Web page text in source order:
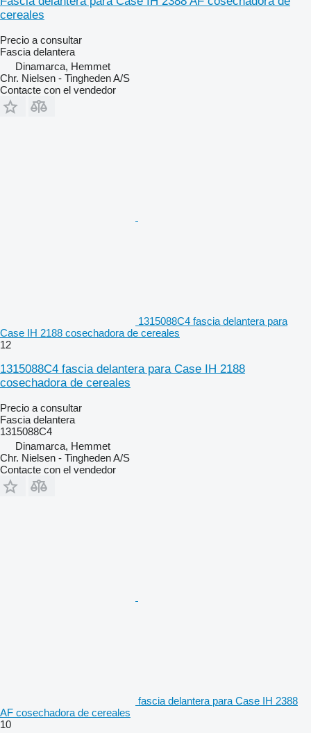
cereales
Precio a consultar
Fascia delantera
Dinamarca, Hemmet
Chr. Nielsen - Tingheden A/S
Contacte con el vendedor
1315088C4 fascia delantera para
Case IH 2188 cosechadora de cereales
12
1315088C4 fascia delantera para Case IH 2188
cosechadora de cereales
Precio a consultar
Fascia delantera
1315088C4
Dinamarca, Hemmet
Chr. Nielsen - Tingheden A/S
Contacte con el vendedor
fascia delantera para Case IH 2388
AF cosechadora de cereales
10